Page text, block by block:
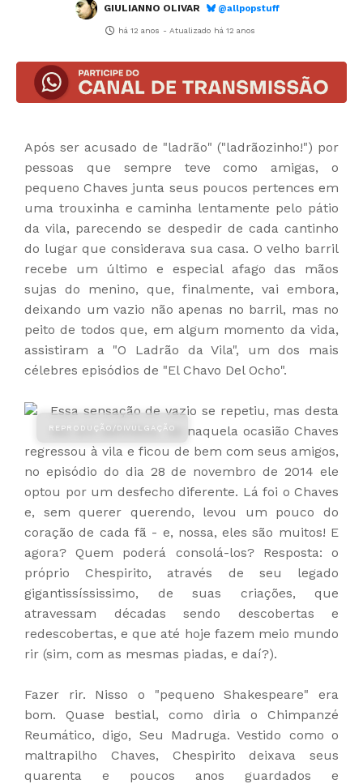
GIULIANNO OLIVAR @allpopstuff
há 12 anos - Atualizado há 12 anos
Após ser acusado de "ladrão" ("ladrãozinho!") por
pessoas que sempre teve como amigas, o
pequeno Chaves junta seus poucos pertences em
uma trouxinha e caminha lentamente pelo pátio
da vila, parecendo se despedir de cada cantinho
do lugar que considerava sua casa. O velho barril
recebe um último e especial afago das mãos
sujas do menino, que, finalmente, vai embora,
deixando um vazio não apenas no barril, mas no
peito de todos que, em algum momento da vida,
assistiram a "O Ladrão da Vila", um dos mais
célebres episódios de "El Chavo Del Ocho".
Essa sensação de vazio se repetiu, mas desta
vez em definitivo. Se naquela ocasião Chaves
regressou à vila e ficou de bem com seus amigos,
no episódio do dia 28 de novembro de 2014 ele
optou por um desfecho diferente. Lá foi o Chaves
e, sem querer querendo, levou um pouco do
coração de cada fã - e, nossa, eles são muitos! E
agora? Quem poderá consolá-los? Resposta: o
próprio Chespirito, através de seu legado
gigantissíssissimo, de suas criações, que
atravessam décadas sendo descobertas e
redescobertas, e que até hoje fazem meio mundo
rir (sim, com as mesmas piadas, e daí?).
Fazer rir. Nisso o "pequeno Shakespeare" era
bom. Quase bestial, como diria o Chimpanzé
Reumático, digo, Seu Madruga. Vestido como o
maltrapilho Chaves, Chespirito deixava seus
quarenta e poucos anos guardados e